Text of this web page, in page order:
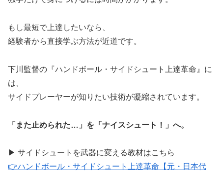
もし最短で上達したいなら、
経験者から直接学ぶ方法が近道です。
下川監督の『ハンドボール・サイドシュート上達革命』に
は、
サイドプレーヤーが知りたい技術が凝縮されています。
「また止められた…」を「ナイスシュート！」へ。
▶ サイドシュートを武器に変える教材はこちら
👉ハンドボール・サイドシュート上達革命【元・日本代